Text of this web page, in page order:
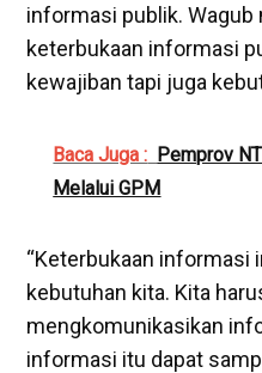
informasi publik. Wagub
keterbukaan informasi
kewajiban tapi juga
Baca Juga : Pemprov
Melalui GPM
“Keterbukaan informasi
kebutuhan kita. Kita
mengkomunikasikan
informasi itu dapat